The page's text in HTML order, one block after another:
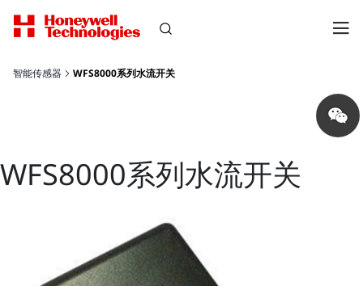
智能传感器 WFS8000系列水流开关
Share
on
wechat
WFS8000系列水流开关